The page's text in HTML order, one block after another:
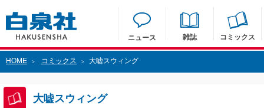
ニュース 雑誌 コミックス
HOME > コミックス > 大嘘スウィング
大嘘スウィング